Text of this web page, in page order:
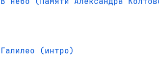
Галилео (интро)